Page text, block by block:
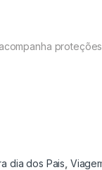
dia dos Pais